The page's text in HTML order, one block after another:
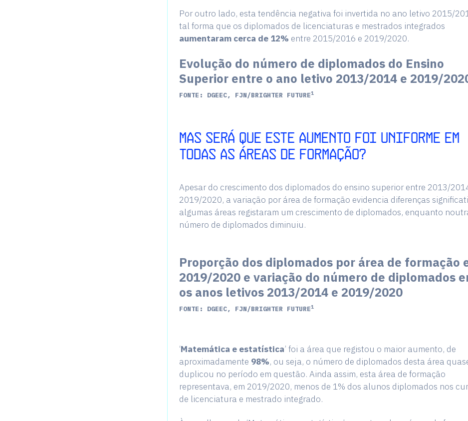
Por outro lado, esta tendência negativa foi invertida no ano letivo 2015/
tal forma que os diplomados de licenciaturas e mestrados integrados
aumentaram cerca de 12% entre 2015/2016 e 2019/2020.
Evolução do número de diplomados do Ensino
Superior entre o ano letivo 2013/2014 e 2019/
FONTE: DGEEC, FJN/BRIGHTER FUTURE1
MAS SERÁ QUE ESTE AUMENTO FOI UNIFORME EM
TODAS AS ÁREAS DE FORMAÇÃO?
Apesar do crescimento dos diplomados do ensino superior entre 2013/
2019/2020, a variação por área de formação evidencia diferenças
algumas áreas registaram um crescimento de diplomados, enquanto
número de diplomados diminuiu.
Proporção dos diplomados por área de formação
2019/2020 e variação do número de diplomados
os anos letivos 2013/2014 e 2019/2020
FONTE: DGEEC, FJN/BRIGHTER FUTURE1
‘Matemática e estatística’ foi a área que registou o maior aumento, de
aproximadamente 98%, ou seja, o número de diplomados desta área
duplicou no período em questão. Ainda assim, esta área de formação
representava, em 2019/2020, menos de 1% dos alunos diplomados nos
de licenciatura e mestrado integrado.